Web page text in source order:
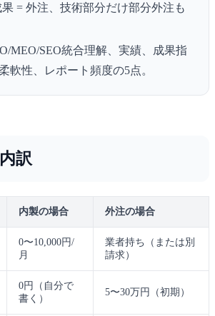
果 = 外注、技術部分だけ部分外注も
MEO/SEO統合理解、実績、成果指
軟性、レポート頻度の5点。
訳
内製の場合 外注の場合
0〜10,000円/
月
業者持ち（または別
請求）
0円（自分で
書く）
5〜30万円（初期）